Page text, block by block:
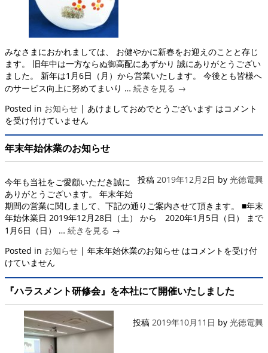
みなさまにおかれましては、 お健やかに新春をお迎えのことと存じ
ます。 旧年中は一方ならぬ御高配にあずかり 誠にありがとうござい
ました。 新年は1月6日（月）から営業いたします。 今後とも皆様へ
のサービス向上に努めてまいり … 続きを見る →
Posted in お知らせ | あけましておめでとうございます はコメント
を受け付けていません
年末年始休業のお知らせ
投稿 2019年12月2日 by 光徳電興
今年も当社をご愛顧いただき誠に
ありがとうございます。 年末年始
期間の営業に関しまして、下記の通りご案内させて頂きます。 ■年末
年始休業日 2019年12月28日（土） から 2020年1月5日（日） まで
1月6日（日） … 続きを見る →
Posted in お知らせ | 年末年始休業のお知らせ はコメントを受け付
けていません
『ハラスメント研修会』を本社にて開催いたしました
投稿 2019年10月11日 by 光徳電興